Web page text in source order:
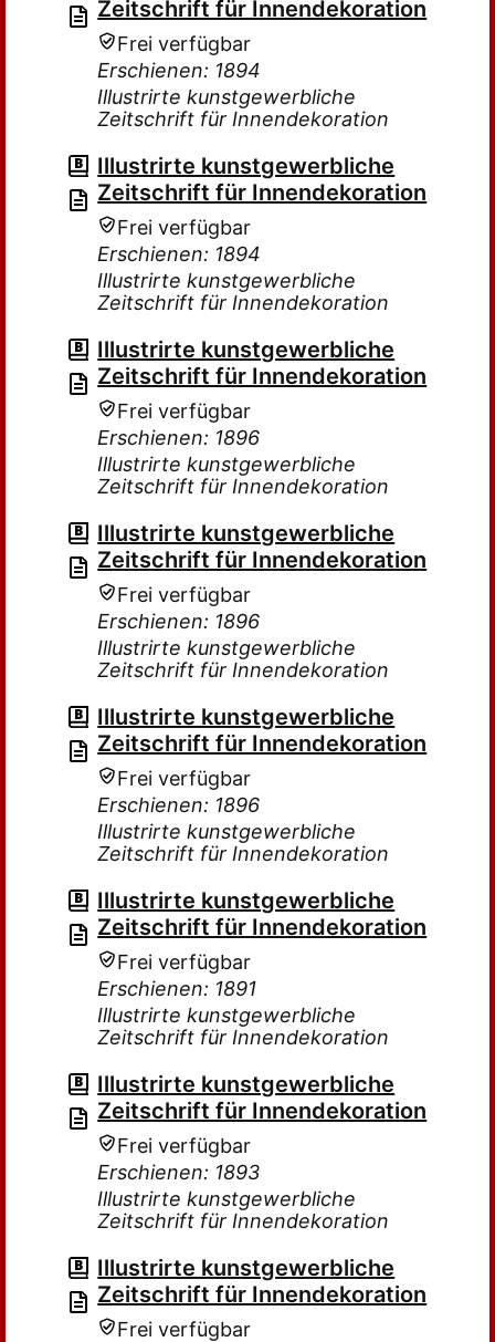
Zeitschrift für Innendekoration
Frei verfügbar
Erschienen: 1894
Illustrirte kunstgewerbliche
Zeitschrift für Innendekoration
Illustrirte kunstgewerbliche
Zeitschrift für Innendekoration
Frei verfügbar
Erschienen: 1894
Illustrirte kunstgewerbliche
Zeitschrift für Innendekoration
Illustrirte kunstgewerbliche
Zeitschrift für Innendekoration
Frei verfügbar
Erschienen: 1896
Illustrirte kunstgewerbliche
Zeitschrift für Innendekoration
Illustrirte kunstgewerbliche
Zeitschrift für Innendekoration
Frei verfügbar
Erschienen: 1896
Illustrirte kunstgewerbliche
Zeitschrift für Innendekoration
Illustrirte kunstgewerbliche
Zeitschrift für Innendekoration
Frei verfügbar
Erschienen: 1896
Illustrirte kunstgewerbliche
Zeitschrift für Innendekoration
Illustrirte kunstgewerbliche
Zeitschrift für Innendekoration
Frei verfügbar
Erschienen: 1891
Illustrirte kunstgewerbliche
Zeitschrift für Innendekoration
Illustrirte kunstgewerbliche
Zeitschrift für Innendekoration
Frei verfügbar
Erschienen: 1893
Illustrirte kunstgewerbliche
Zeitschrift für Innendekoration
Illustrirte kunstgewerbliche
Zeitschrift für Innendekoration
Frei verfügbar